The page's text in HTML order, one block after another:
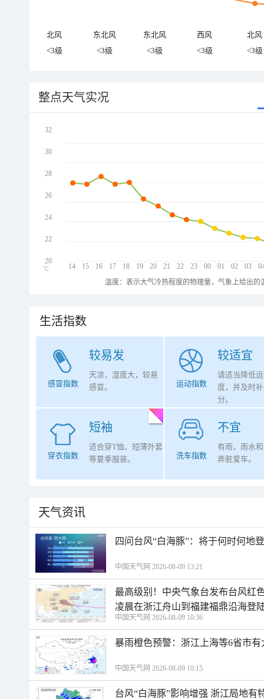
北风 东北风 东北风 西风
北风
<3级
<3级 <3级 <3级 <3级
整点天气实况
14 15 16 17 18 19 20 21 22 23 00 01 02 03
32
30
28
26
24
22
20
℃
温度：表示大气冷热程度的物理量，气象上给出
生活指数
较易发
感冒指数
天凉，湿度大，较易
感冒。
较适宜
运动指数
请适当降低
度，并及时
分。
短袖
穿衣指数
适合穿T恤、短薄外套
等夏季服装。
不宜
洗车指数
有雨，雨水
弄脏爱车。
天气资讯
四问台风“白海豚”：将于何时何地
中国天气网 2026-08-09 13:21
最高级别！中央气象台发布台风红
凌晨在浙江舟山到福建福鼎沿海登
中国天气网 2026-08-09 10:36
暴雨橙色预警：浙江上海等6省市
中国天气网 2026-08-09 10:15
台风“白海豚”影响增强 浙江局地有